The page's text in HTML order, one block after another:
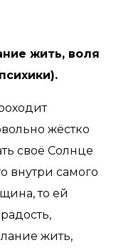
жить, воля
жёстко
своё Солнце
внутри самого
то ей
жить,